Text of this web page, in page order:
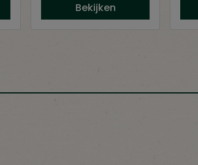
Bekijken